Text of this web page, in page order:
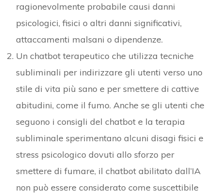
ragionevolmente probabile causi danni
psicologici, fisici o altri danni significativi,
attaccamenti malsani o dipendenze.
Un chatbot terapeutico che utilizza tecniche
subliminali per indirizzare gli utenti verso uno
stile di vita più sano e per smettere di cattive
abitudini, come il fumo. Anche se gli utenti che
seguono i consigli del chatbot e la terapia
subliminale sperimentano alcuni disagi fisici e
stress psicologico dovuti allo sforzo per
smettere di fumare, il chatbot abilitato dall’IA
non può essere considerato come suscettibile